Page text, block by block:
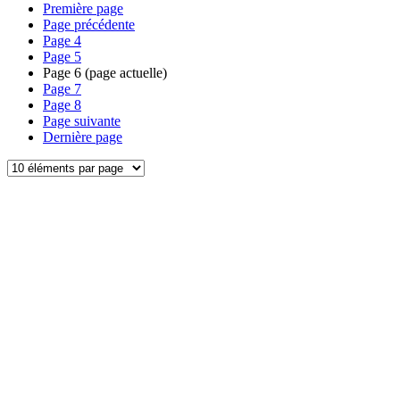
Première page
Page précédente
Page 4
Page 5
Page 6 (page actuelle)
Page 7
Page 8
Page suivante
Dernière page